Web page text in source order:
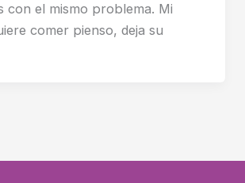
con el mismo problema. Mi
comer pienso, deja su